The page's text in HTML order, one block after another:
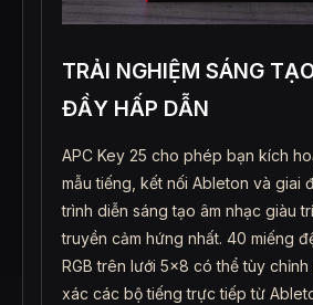
TRẢI NGHIỆM SÁNG
ĐẦY HẤP DẪN
APC Key 25 cho phép bạn kích
mẫu tiếng, kết nối Ableton và giai
trình diễn sáng tạo âm nhạc giàu
truyền cảm hứng nhất. 40 miếng
RGB trên lưới 5×8 có thể tùy
xác các bộ tiếng trực tiếp từ